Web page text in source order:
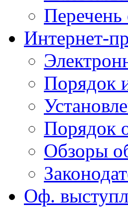
Перечень
Интернет-
Порядок
Порядок
Обзоры
Оф.